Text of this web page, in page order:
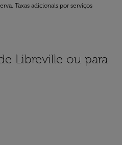
Taxas adicionais por serviços
Libreville ou para